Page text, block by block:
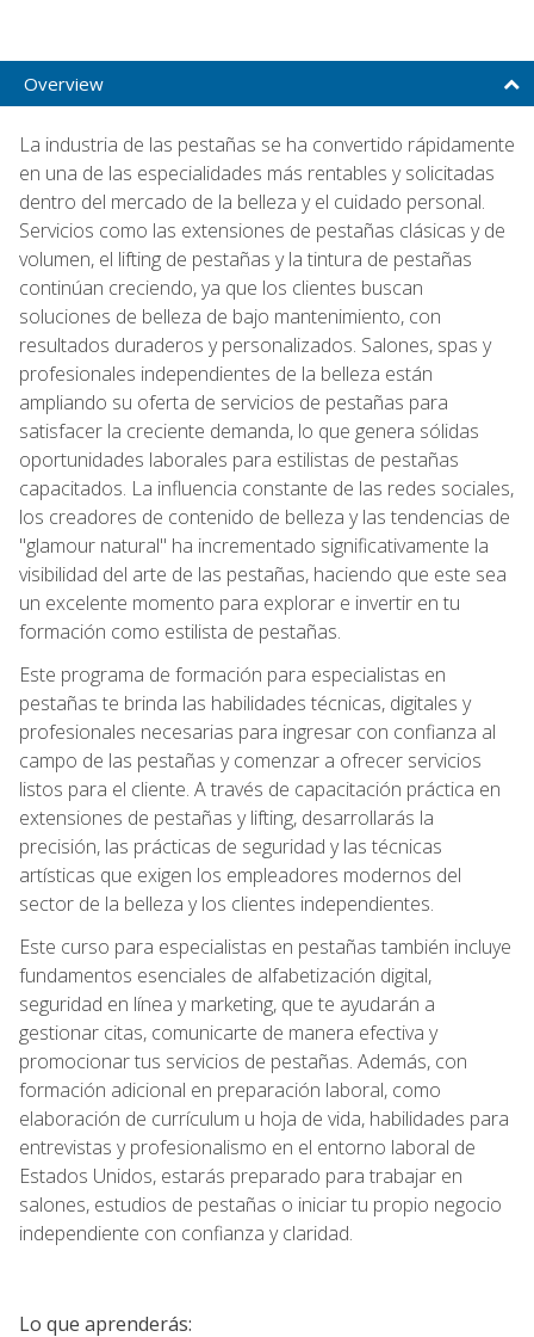
Overview
La industria de las pestañas se ha convertido rápidamente
en una de las especialidades más rentables y solicitadas
dentro del mercado de la belleza y el cuidado personal.
Servicios como las extensiones de pestañas clásicas y de
volumen, el lifting de pestañas y la tintura de pestañas
continúan creciendo, ya que los clientes buscan
soluciones de belleza de bajo mantenimiento, con
resultados duraderos y personalizados. Salones, spas y
profesionales independientes de la belleza están
ampliando su oferta de servicios de pestañas para
satisfacer la creciente demanda, lo que genera sólidas
oportunidades laborales para estilistas de pestañas
capacitados. La influencia constante de las redes sociales,
los creadores de contenido de belleza y las tendencias de
"glamour natural" ha incrementado significativamente la
visibilidad del arte de las pestañas, haciendo que este sea
un excelente momento para explorar e invertir en tu
formación como estilista de pestañas.
Este programa de formación para especialistas en
pestañas te brinda las habilidades técnicas, digitales y
profesionales necesarias para ingresar con confianza al
campo de las pestañas y comenzar a ofrecer servicios
listos para el cliente. A través de capacitación práctica en
extensiones de pestañas y lifting, desarrollarás la
precisión, las prácticas de seguridad y las técnicas
artísticas que exigen los empleadores modernos del
sector de la belleza y los clientes independientes.
Este curso para especialistas en pestañas también incluye
fundamentos esenciales de alfabetización digital,
seguridad en línea y marketing, que te ayudarán a
gestionar citas, comunicarte de manera efectiva y
promocionar tus servicios de pestañas. Además, con
formación adicional en preparación laboral, como
elaboración de currículum u hoja de vida, habilidades para
entrevistas y profesionalismo en el entorno laboral de
Estados Unidos, estarás preparado para trabajar en
salones, estudios de pestañas o iniciar tu propio negocio
independiente con confianza y claridad.
Lo que aprenderás: